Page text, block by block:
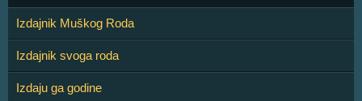
Izdajnik Muškog Roda
Izdajnik svoga roda
Izdaju ga godine